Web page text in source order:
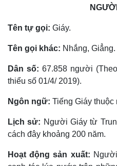
Tên tự gọi: Giáy.
Tên gọi khác: Nhắng, Giẳng.
Dân số: 67.858 người
thiểu số 01/4/ 2019).
Ngôn ngữ: Tiếng Giáy
Lịch sử: Người Giáy từ
cách đây khoảng 200 năm.
Hoạt động sản xuất: